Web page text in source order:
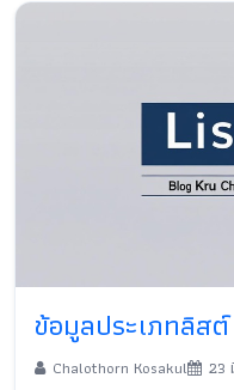
ข้อมูลประเภทลิส
Chalothorn Kosakul 23